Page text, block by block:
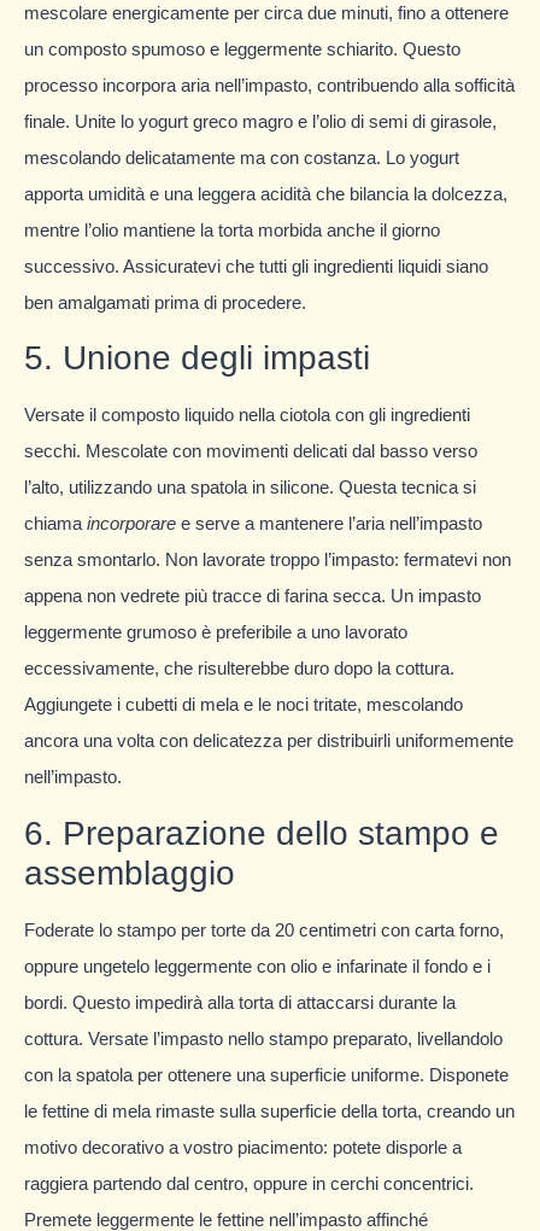
mescolare energicamente per circa due minuti, fino a ottenere
un composto spumoso e leggermente schiarito. Questo
processo incorpora aria nell’impasto, contribuendo alla sofficità
finale. Unite lo yogurt greco magro e l’olio di semi di girasole,
mescolando delicatamente ma con costanza. Lo yogurt
apporta umidità e una leggera acidità che bilancia la dolcezza,
mentre l’olio mantiene la torta morbida anche il giorno
successivo. Assicuratevi che tutti gli ingredienti liquidi siano
ben amalgamati prima di procedere.
5. Unione degli impasti
Versate il composto liquido nella ciotola con gli ingredienti
secchi. Mescolate con movimenti delicati dal basso verso
l’alto, utilizzando una spatola in silicone. Questa tecnica si
chiama incorporare e serve a mantenere l’aria nell’impasto
senza smontarlo. Non lavorate troppo l’impasto: fermatevi non
appena non vedrete più tracce di farina secca. Un impasto
leggermente grumoso è preferibile a uno lavorato
eccessivamente, che risulterebbe duro dopo la cottura.
Aggiungete i cubetti di mela e le noci tritate, mescolando
ancora una volta con delicatezza per distribuirli uniformemente
nell’impasto.
6. Preparazione dello stampo e
assemblaggio
Foderate lo stampo per torte da 20 centimetri con carta forno,
oppure ungetelo leggermente con olio e infarinate il fondo e i
bordi. Questo impedirà alla torta di attaccarsi durante la
cottura. Versate l’impasto nello stampo preparato, livellandolo
con la spatola per ottenere una superficie uniforme. Disponete
le fettine di mela rimaste sulla superficie della torta, creando un
motivo decorativo a vostro piacimento: potete disporle a
raggiera partendo dal centro, oppure in cerchi concentrici.
Premete leggermente le fettine nell’impasto affinché